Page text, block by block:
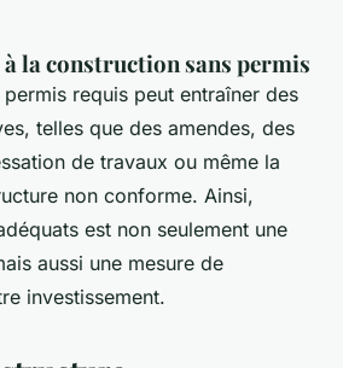
à la construction sans permis
requis peut entraîner des
telles que des amendes, des
de travaux ou même la
non conforme. Ainsi,
est non seulement une
aussi une mesure de
investissement.